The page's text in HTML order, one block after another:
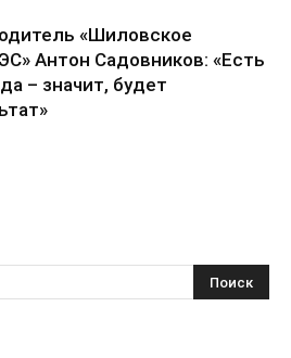
«Шиловское
Антон Садовников: «Есть
– значит, будет